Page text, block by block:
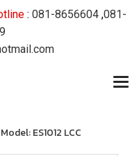
: 081-8656604 ,081-
Model: ES1012 LCC